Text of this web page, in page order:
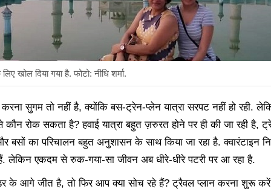
खोल दिया गया है. फोटो: नीधि शर्मा.
सुगम तो नहीं है, क्योंकि बस-ट्रेन-प्लेन यात्रा सरपट नहीं हो रही.
रोक सकता है? हवाई यात्रा बहुत ज़रुरत होने पर ही की जा रही है,
बसों का परिचालन बहुत अनुशासन के साथ किया जा रहा है. क्वारंटाइन
एकदम से रुक-गया-सा जीवन अब धीरे-धीरे पटरी पर आ रहा है.
के आगे जीत है, तो फिर आप क्या सोच रहे हैं? ट्रैवल प्लान करना शुरू करें.